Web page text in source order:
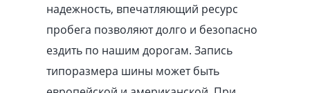
надежность, впечатляющий ресурс
пробега позволяют долго и безопасно
ездить по нашим дорогам. Запись
типоразмера шины может быть